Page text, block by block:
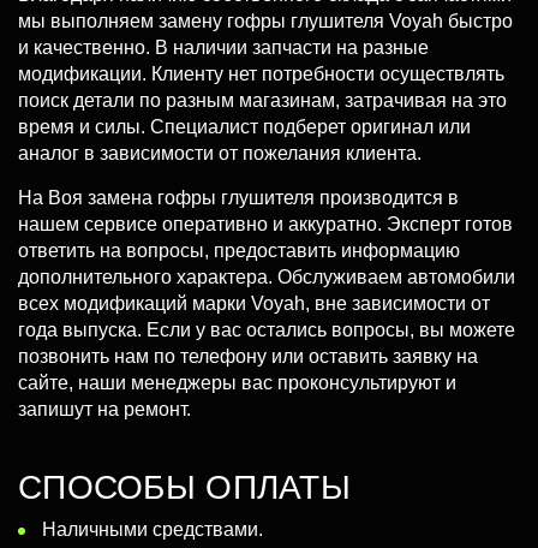
мы выполняем замену гофры глушителя Voyah быстро
и качественно. В наличии запчасти на разные
модификации. Клиенту нет потребности осуществлять
поиск детали по разным магазинам, затрачивая на это
время и силы. Специалист подберет оригинал или
аналог в зависимости от пожелания клиента.
На Воя замена гофры глушителя производится в
нашем сервисе оперативно и аккуратно. Эксперт готов
ответить на вопросы, предоставить информацию
дополнительного характера. Обслуживаем автомобили
всех модификаций марки Voyah, вне зависимости от
года выпуска. Если у вас остались вопросы, вы можете
позвонить нам по телефону или оставить заявку на
сайте, наши менеджеры вас проконсультируют и
запишут на ремонт.
СПОСОБЫ ОПЛАТЫ
Наличными средствами.